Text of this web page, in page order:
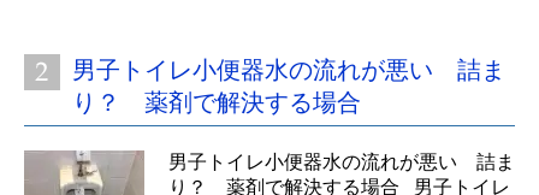
男子トイレ小便器水の流れが悪い 詰ま
り？ 薬剤で解決する場合
男子トイレ小便器水の流れが悪い 詰ま
り？ 薬剤で解決する場合 男子トイレ